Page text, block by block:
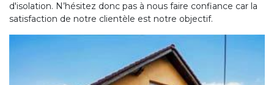
d'isolation. N’hésitez donc pas à nous faire confiance car la
satisfaction de notre clientèle est notre objectif.